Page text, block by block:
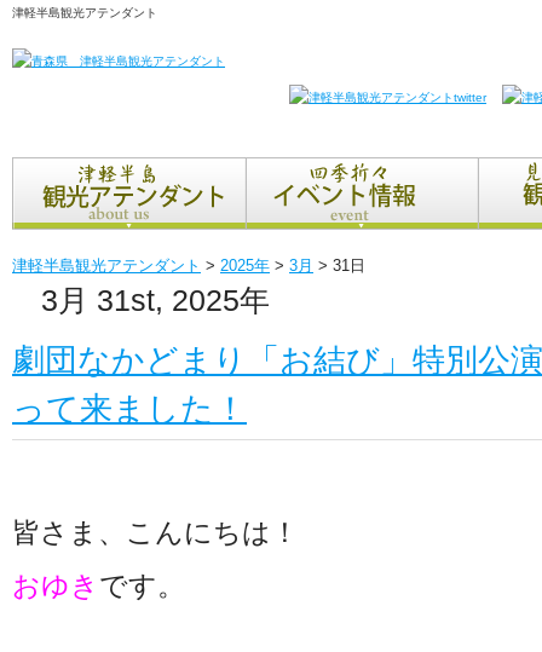
津軽半島観光アテンダント
津軽半島観光アテンダント > 2025年 > 3月 > 31日
3月 31st, 2025年
劇団なかどまり「お結び」特別
って来ました！
皆さま、こんにちは！
おゆき です。